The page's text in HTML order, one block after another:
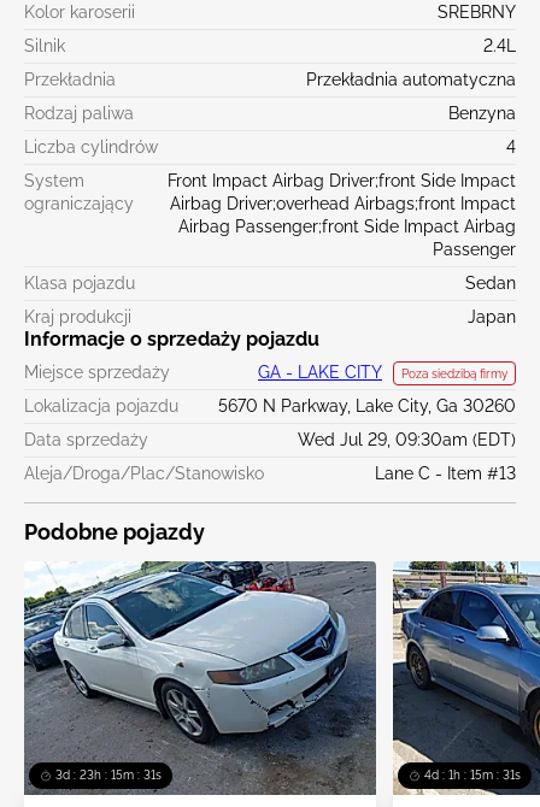
Kolor karoserii
SREBRNY
Silnik
2.4L
Przekładnia
Przekładnia automatyczna
Rodzaj paliwa
Benzyna
Liczba cylindrów
4
System
ograniczający
Front Impact Airbag Driver;front Side Impact
Airbag Driver;overhead Airbags;front Impact
Airbag Passenger;front Side Impact Airbag
Passenger
Klasa pojazdu
Sedan
Kraj produkcji
Japan
Informacje o sprzedaży pojazdu
Miejsce sprzedaży GA - LAKE CITY Poza siedzibą firmy
Lokalizacja pojazdu
5670 N Parkway, Lake City, Ga 30260
Data sprzedaży
Wed Jul 29, 09:30am (EDT)
Aleja/Droga/Plac/Stanowisko
Lane C - Item #13
Podobne pojazdy
3d : 23h : 15m : 30s 4d : 1h : 15m : 30s